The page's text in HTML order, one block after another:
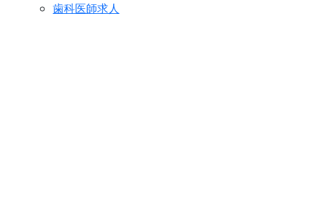
歯科医師求人